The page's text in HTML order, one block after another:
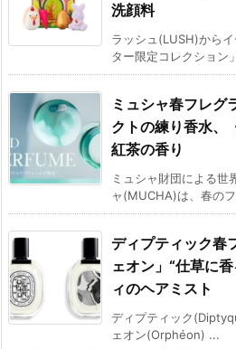
洗顔料
ラッシュ(LUSH)から
ター限定コレクション
ミュシャ春フレグ
クトの練り香水、
紅茶の香り
ミュシャ財団による世
ャ(MUCHA)は、春の
ディプティック春
ェオン」“仕草に
ィのヘアミスト
ディプティック
ェオン(Orphéon) ...